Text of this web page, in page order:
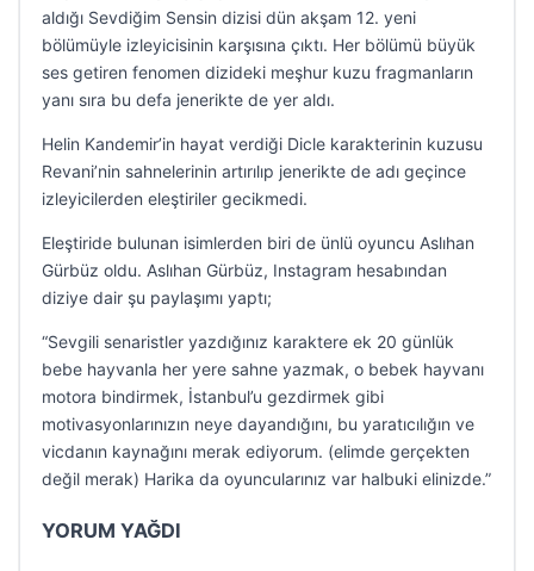
aldığı Sevdiğim Sensin dizisi dün akşam 12. yeni
bölümüyle izleyicisinin karşısına çıktı. Her bölümü büyük
ses getiren fenomen dizideki meşhur kuzu fragmanların
yanı sıra bu defa jenerikte de yer aldı.
Helin Kandemir’in hayat verdiği Dicle karakterinin kuzusu
Revani’nin sahnelerinin artırılıp jenerikte de adı geçince
izleyicilerden eleştiriler gecikmedi.
Eleştiride bulunan isimlerden biri de ünlü oyuncu Aslıhan
Gürbüz oldu. Aslıhan Gürbüz, Instagram hesabından
diziye dair şu paylaşımı yaptı;
“Sevgili senaristler yazdığınız karaktere ek 20 günlük
bebe hayvanla her yere sahne yazmak, o bebek hayvanı
motora bindirmek, İstanbul’u gezdirmek gibi
motivasyonlarınızın neye dayandığını, bu yaratıcılığın ve
vicdanın kaynağını merak ediyorum. (elimde gerçekten
değil merak) Harika da oyuncularınız var halbuki elinizde.”
YORUM YAĞDI